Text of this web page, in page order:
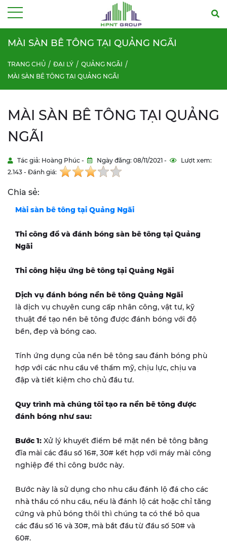
MÀI SÀN BÊ TÔNG TẠI QUẢNG NGÃI
TRANG CHỦ ĐẠI LÝ
QUẢNG NGÃI
MÀI SÀN BÊ TÔNG TẠI QUẢNG NGÃI
MÀI SÀN BÊ TÔNG TẠI QUẢNG
NGÃI
Tác giả: Hoàng Phúc - Ngày đăng: 08/11/2021 -
Lượt xem:
2.143 - Đánh giá:
Chia sẻ:
Mài sàn bê tông tại Quảng Ngãi
Thi công đổ và đánh bóng sàn bê tông tại Quảng
Ngãi
Thi công hiệu ứng bê tông tại Quảng Ngãi
Dịch vụ đánh bóng nền bê tông Quảng Ngãi
là dịch vụ chuyên cung cấp nhân công, vật tư, kỹ
thuật để tạo nền bê tông được đánh bóng với độ
bền, đẹp và bóng cao.
Tính ứng dụng của nền bê tông sau đánh bóng phù
hợp với các nhu cầu về thẩm mỹ, chịu lực, chịu va
đập và tiết kiệm cho chủ đầu tư.
Quy trình mà chúng tôi tạo ra nền bê tông được
đánh bóng như sau:
Bước 1: Xử lý khuyết điểm bề mặt nền bê tông bằng
đĩa mài các đầu số 16#, 30# kết hợp với máy mài công
nghiệp để thi công bước này.
Bước này là sử dụng cho nhu cầu đánh lộ đá cho các
nhà thầu có nhu cầu, nếu là đánh lộ cát hoặc chỉ tăng
cứng và phủ bóng thôi thì chúng ta có thể bỏ qua
các đầu số 16 và 30#, mà bắt đầu từ đầu số 50# và
60#.